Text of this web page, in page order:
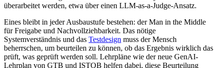
überarbeitet werden, etwa über einen LLM-as-a-Judge-Ansatz.
Eines bleibt in jeder Ausbaustufe bestehen: der Man in the Middle
für Freigabe und Nachvollziehbarkeit. Das nötige
Systemverständnis und das Testdesign muss der Mensch
beherrschen, um beurteilen zu können, ob das Ergebnis wirklich das
prüft, was geprüft werden soll. Lehrpläne wie der neue GenAI-
Lehrplan von GTB und ISTQB helfen dabei, diese Beurteilung